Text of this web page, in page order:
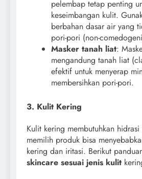
pelembap tetap penting
keseimbangan kulit.
berbahan dasar air yang
pori-pori (non-
Masker tanah liat:
mengandung tanah liat
efektif untuk menyerap
membersihkan pori-pori.
3. Kulit Kering
Kulit kering membutuhkan
memilih produk bisa
kering dan iritasi. Berikut
skincare sesuai jenis kulit